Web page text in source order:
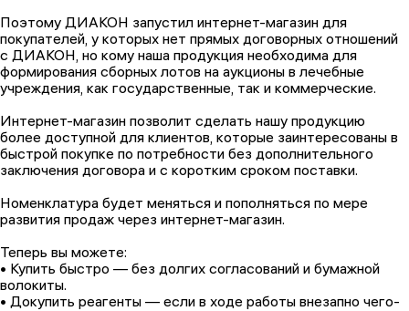
Поэтому ДИАКОН запустил интернет-магазин для
покупателей, у которых нет прямых договорных отношений
с ДИАКОН, но кому наша продукция необходима для
формирования сборных лотов на аукционы в лечебные
учреждения, как государственные, так и коммерческие.
Интернет-магазин позволит сделать нашу продукцию
более доступной для клиентов, которые заинтересованы в
быстрой покупке по потребности без дополнительного
заключения договора и с коротким сроком поставки.
Номенклатура будет меняться и пополняться по мере
развития продаж через интернет-магазин.
Теперь вы можете:
• Купить быстро — без долгих согласований и бумажной
волокиты.
• Докупить реагенты — если в ходе работы внезапно чего-